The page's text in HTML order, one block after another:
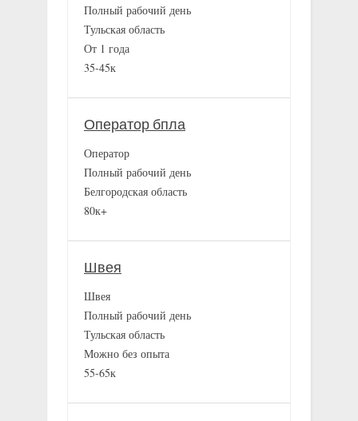
Полный рабочий день
Тульская область
От 1 года
35-45к
Оператор бпла
Оператор
Полный рабочий день
Белгородская область
80к+
Швея
Швея
Полный рабочий день
Тульская область
Можно без опыта
55-65к